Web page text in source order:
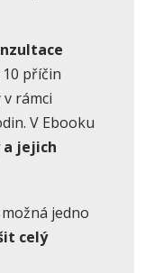
příčin
rámci
V Ebooku
a jejich
jedno
celý